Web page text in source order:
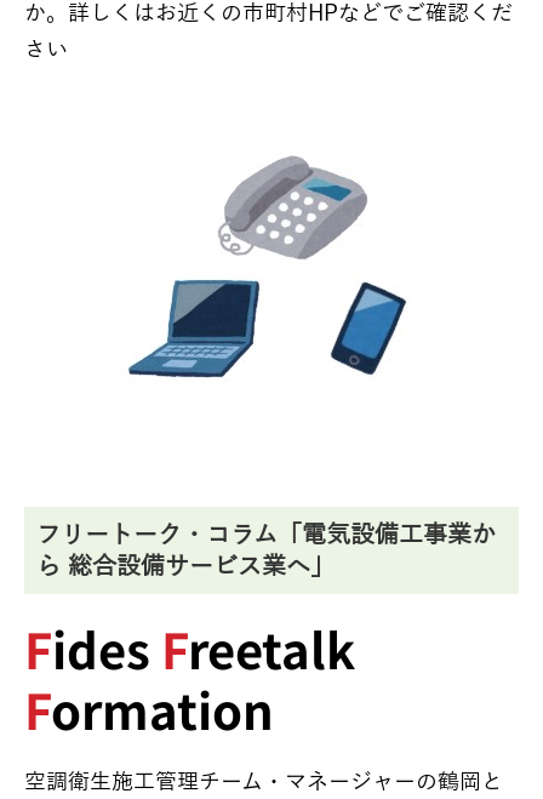
か。詳しくはお近くの市町村HPなどでご確認くだ
さい
フリートーク・コラム「電気設備工事業か
ら 総合設備サービス業へ」
Fides Freetalk
Formation
空調衛生施工管理チーム・マネージャーの鶴岡と